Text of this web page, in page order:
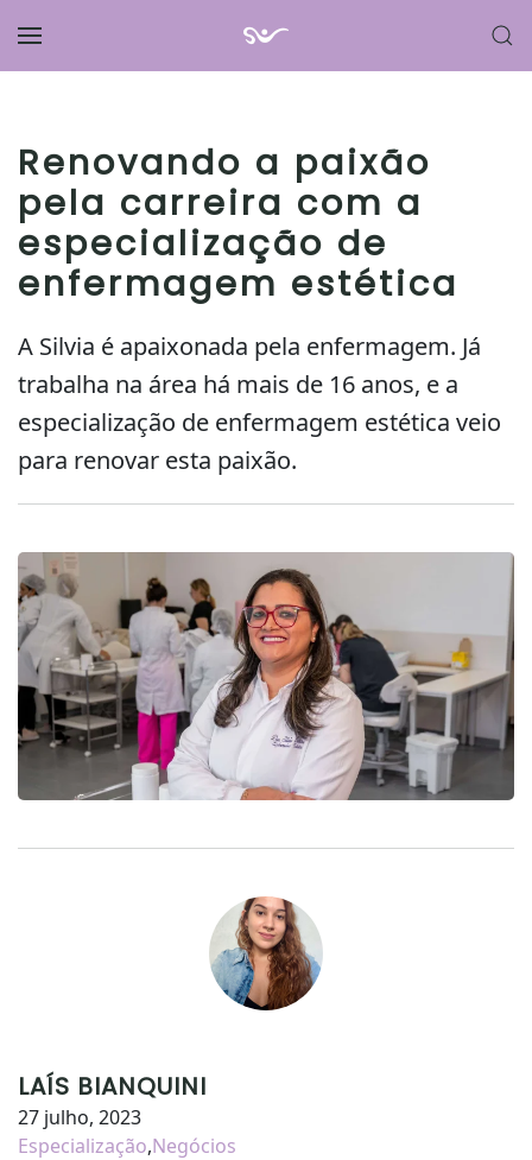
Skip to main content
Renovando a paixão
pela carreira com a
especialização de
enfermagem estética
A Silvia é apaixonada pela enfermagem. Já
trabalha na área há mais de 16 anos, e a
especialização de enfermagem estética veio
para renovar esta paixão.
LAÍS BIANQUINI
27 julho, 2023
Especialização,Negócios